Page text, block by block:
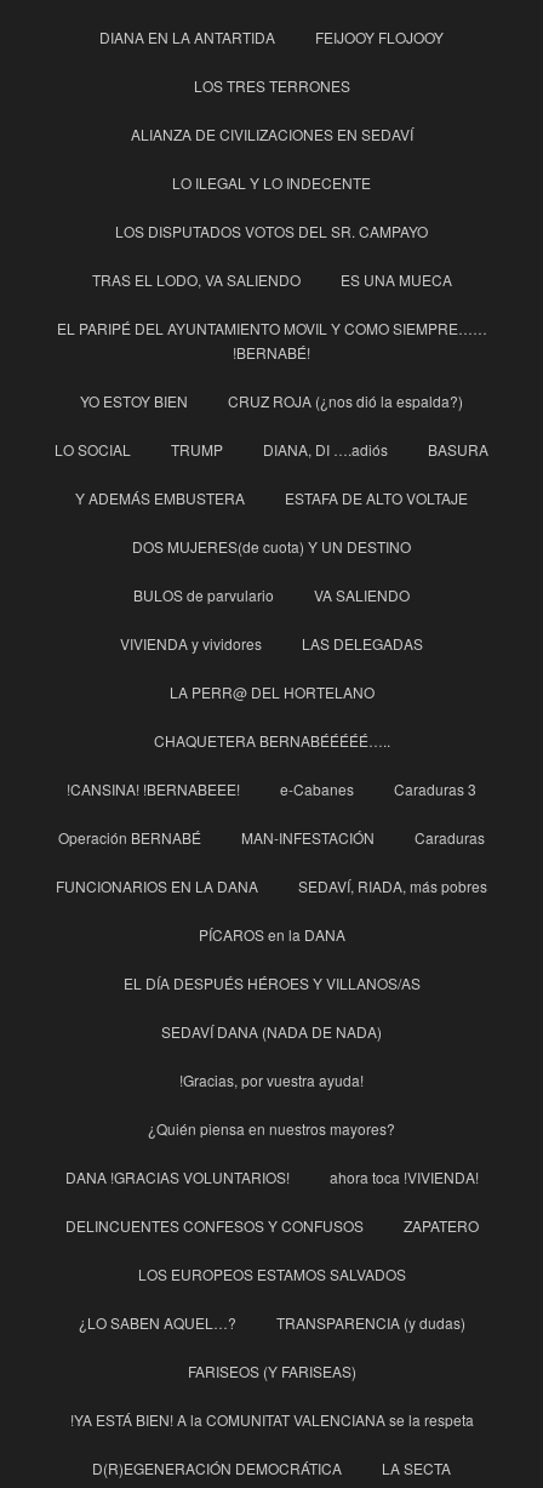
DIANA EN LA ANTARTIDA FEIJOOY FLOJOOY
LOS TRES TERRONES
ALIANZA DE CIVILIZACIONES EN SEDAVÍ
LO ILEGAL Y LO INDECENTE
LOS DISPUTADOS VOTOS DEL SR. CAMPAYO
TRAS EL LODO, VA SALIENDO ES UNA MUECA
EL PARIPÉ DEL AYUNTAMIENTO MOVIL Y COMO SIEMPRE……
!BERNABÉ!
YO ESTOY BIEN CRUZ ROJA (¿nos dió la espalda?)
LO SOCIAL TRUMP DIANA, DI ….adiós BASURA
Y ADEMÁS EMBUSTERA ESTAFA DE ALTO VOLTAJE
DOS MUJERES(de cuota) Y UN DESTINO
BULOS de parvulario VA SALIENDO
VIVIENDA y vividores LAS DELEGADAS
LA PERR@ DEL HORTELANO
CHAQUETERA BERNABÉÉÉÉÉ…..
!CANSINA! !BERNABEEE! e-Cabanes Caraduras 3
Operación BERNABÉ MAN-INFESTACIÓN Caraduras
FUNCIONARIOS EN LA DANA SEDAVÍ, RIADA, más pobres
PÍCAROS en la DANA
EL DÍA DESPUÉS HÉROES Y VILLANOS/AS
SEDAVÍ DANA (NADA DE NADA)
!Gracias, por vuestra ayuda!
¿Quién piensa en nuestros mayores?
DANA !GRACIAS VOLUNTARIOS! ahora toca !VIVIENDA!
DELINCUENTES CONFESOS Y CONFUSOS ZAPATERO
LOS EUROPEOS ESTAMOS SALVADOS
¿LO SABEN AQUEL…? TRANSPARENCIA (y dudas)
FARISEOS (Y FARISEAS)
!YA ESTÁ BIEN! A la COMUNITAT VALENCIANA se la respeta
D(R)EGENERACIÓN DEMOCRÁTICA LA SECTA